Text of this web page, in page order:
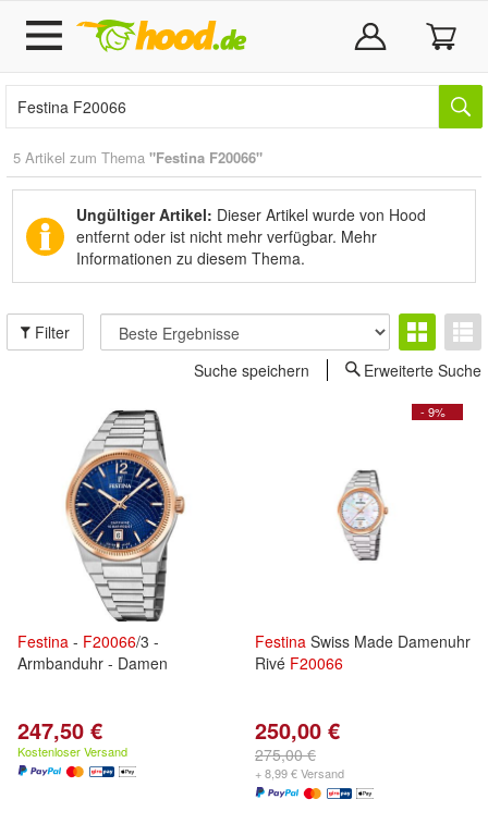
5 Artikel zum Thema "Festina F20066"
Ungültiger Artikel: Dieser Artikel wurde von Hood
entfernt oder ist nicht mehr verfügbar. Mehr
Informationen zu diesem Thema.
Filter
Suche speichern
Erweiterte Suche
Festina - F20066/3 -
Armbanduhr - Damen
247,50 €
Kostenloser Versand
- 9%
Festina Swiss Made Damenuhr
Rivé F20066
250,00 €
275,00 €
+ 8,99 € Versand